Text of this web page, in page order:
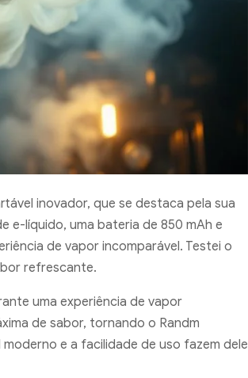
inovador, que se destaca pela sua
e-líquido, uma bateria de 850 mAh e
de vapor incomparável. Testei o
refrescante.
uma experiência de vapor
de sabor, tornando o Randm
e a facilidade de uso fazem dele